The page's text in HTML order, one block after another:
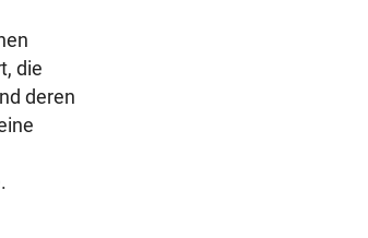
die
deren